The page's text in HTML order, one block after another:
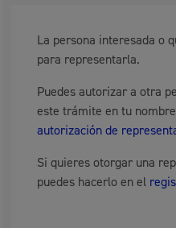
La persona interesada o
para representarla.
Puedes autorizar a otra
este trámite en tu
autorización de
Si quieres otorgar una
puedes hacerlo en el